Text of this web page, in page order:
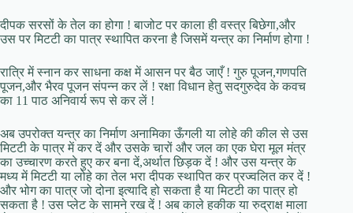
दीपक सरसों के तेल का होगा ! बाजोट पर काला ही वस्त्र बिछेगा,और
उस पर मिटटी का पात्र स्थापित करना है जिसमें यन्त्र का निर्माण होगा !
रात्रि में स्नान कर साधना कक्ष में आसन पर बैठ जाएँ ! गुरु पूजन,गणपति
पूजन,और भैरव पूजन संपन्न कर लें ! रक्षा विधान हेतु सदगुरुदेव के कवच
का 11 पाठ अनिवार्य रूप से कर लें !
अब उपरोक्त यन्त्र का निर्माण अनामिका ऊँगली या लोहे की कील से उस
मिटटी के पात्र में कर दें और उसके चारों और जल का एक घेरा मूल मंत्र
का उच्चारण करते हुए कर बना दें,अर्थात छिड़क दें ! और उस यन्त्र के
मध्य में मिटटी या लोहे का तेल भरा दीपक स्थापित कर प्रज्वलित कर दें !
और भोग का पात्र जो दोना इत्यादि हो सकता है या मिटटी का पात्र हो
सकता है ! उस प्लेट के सामने रख दें ! अब काले हकीक या रुद्राक्ष माला